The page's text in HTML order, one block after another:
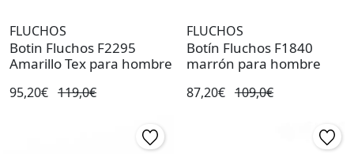
FLUCHOS
Botin Fluchos F2295
Amarillo Tex para hombre
95,20€ 119,0€
FLUCHOS
Botín Fluchos F1840
marrón para hombre
87,20€ 109,0€